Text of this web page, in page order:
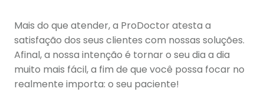
Mais do que atender, a ProDoctor atesta a
satisfação dos seus clientes com nossas soluções.
Afinal, a nossa intenção é tornar o seu dia a dia
muito mais fácil, a fim de que você possa focar no
realmente importa: o seu paciente!